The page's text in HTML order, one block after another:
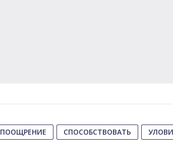
ПООЩРЕНИЕ СПОСОБСТВОВАТЬ